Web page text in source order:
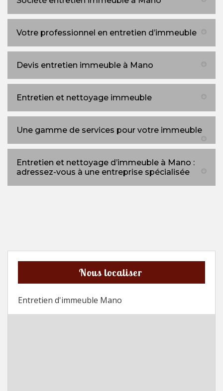
Votre professionnel en entretien d’immeuble
Devis entretien immeuble à Mano
Entretien et nettoyage immeuble
Une gamme de services pour votre immeuble
Entretien et nettoyage d’immeuble à Mano :
adressez-vous à une entreprise spécialisée
Nous localiser
Entretien d'immeuble Mano